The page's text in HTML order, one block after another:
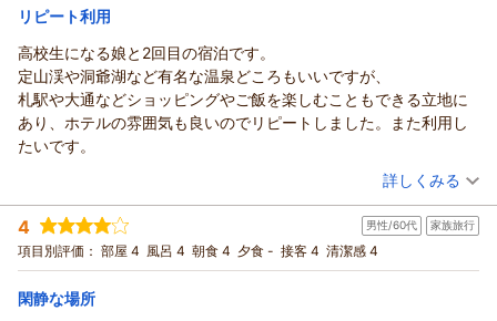
らも皆様に心地よいひとときをお届けできますよう、従業員一
改めまして、この度は貴重なお時間を割いてご感想をお寄せい
ただき、誠にありがとうございます。またお会いできます日を
心よりお待ち申し上げております。
ONSEN RYOKAN 由縁 札幌 宿泊マネージャー
宿泊価格帯： 12,001～13,000円(大人一人あたり/税込)
ONSEN RYOKAN 由縁 札幌からの返信
klhlo217 様
この度は、ONSEN RYOKAN 由縁 札幌へお越しいただき、誠に
ありがとうございます。
また、当館の設えや朝食に関しまして、身に余る光栄なご感想
をお寄せいただきましたこと、心より御礼申し上げます。当館
では料理人自らが各地へ足を運び、厳選した食材を使用してお
料理を提供しております。私どものこだわりが詰まった朝食を
お気に召していただけましたことは、従業員一同この上ない喜
びでございます。
しかしながら、大浴場の塩素臭につきましてご不快の思いを与
リピート利用
高校生になる娘と2回目の宿泊です。
定山渓や洞爺湖など有名な温泉どころもいいですが、
札駅や大通などショッピングやご飯を楽しむこともできる立地に
あり、ホテルの雰囲気も良いのでリピートしました。また利用し
たいです。
（投稿日：2026/06/02）
宿泊時期： 2026年04月宿泊 (家族旅行)
投稿者： ほっしーさん
宿泊プラン： 【じゃらんのお得な10日間】じゃらん限定◆事前カード決済だ
からお得！◆素泊まり
ツイン 食事なし
宿泊価格帯：
詳しくみる
4 男性/60代 家族旅行
項目別評価： 部屋 4 風呂 4 朝食 4 夕食 - 接客 4 清潔感 4
閑静な場所